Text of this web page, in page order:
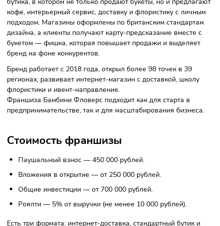
Фото: bambiniflowersfranch.ru
Bambini Flowers — франшиза премиального цветочного
кофе, интерьерный сервис, доставку и флористику с
подходом. Магазины оформлены по британским
дизайна, а клиенты получают карту-предсказание
букетом — фишка, которая повышает продажи и
бренд на фоне конкурентов.
регионах, развивает интернет-магазин с доставкой,
флористики и ивент-направление.